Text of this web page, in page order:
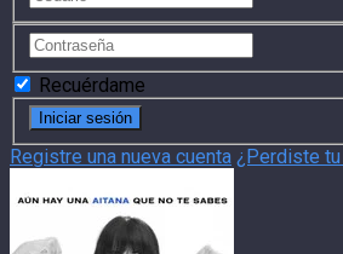
Recuérdame
Registre una nueva cuenta ¿Perdiste